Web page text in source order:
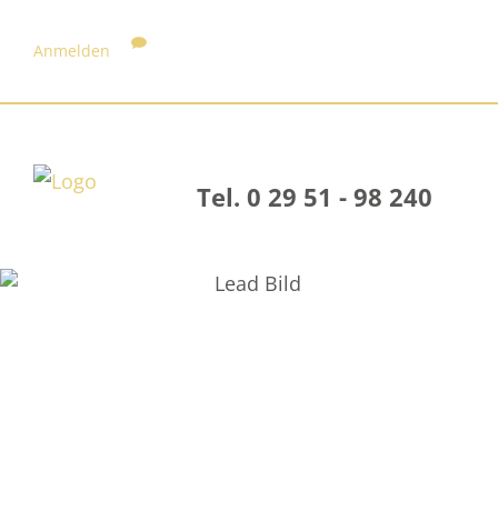
Anmelden
Tel. 0 29 51 - 98 240